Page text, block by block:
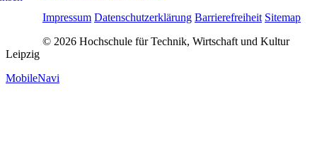
Impressum Datenschutzerklärung Barrierefreiheit Sitemap
© 2026 Hochschule für Technik, Wirtschaft und Kultur
Leipzig
MobileNavi